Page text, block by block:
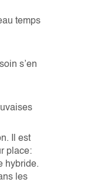
temps
s’en
Il est
place:
hybride.
les